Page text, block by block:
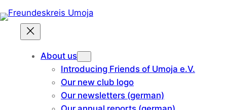
to
content
About us
Introducing Friends of Umoja e.V.
Our new club logo
Our newsletters (german)